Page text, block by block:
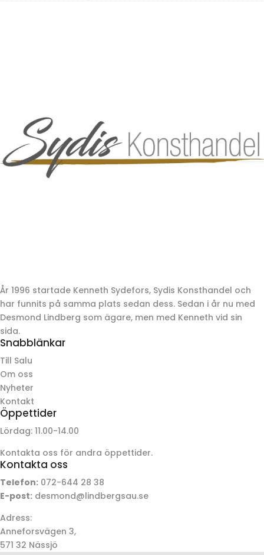
År 1996 startade Kenneth Sydefors, Sydis Konsthandel och
har funnits på samma plats sedan dess. Sedan i år nu med
Desmond Lindberg som ägare, men med Kenneth vid sin
sida.
Snabblänkar
Till Salu
Om oss
Nyheter
Kontakt
Öppettider
Lördag: 11.00-14.00
Kontakta oss för andra öppettider.
Kontakta oss
Telefon: 072-644 28 38
E-post: desmond@lindbergsau.se
Adress:
Anneforsvägen 3,
571 32 Nässjö